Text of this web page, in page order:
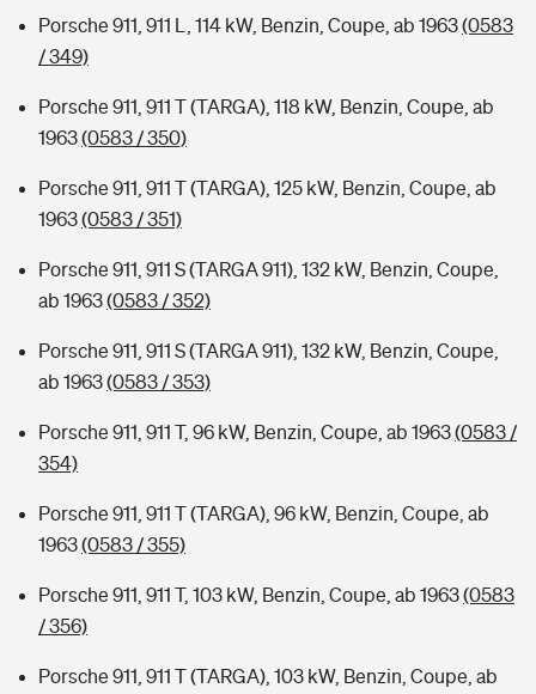
Porsche 911, 911 L, 114 kW, Benzin, Coupe, ab 1963(0583
/ 349)
Porsche 911, 911 T (TARGA), 118 kW, Benzin, Coupe, ab
1963(0583 / 350)
Porsche 911, 911 T (TARGA), 125 kW, Benzin, Coupe, ab
1963(0583 / 351)
Porsche 911, 911 S (TARGA 911), 132 kW, Benzin, Coupe,
ab 1963(0583 / 352)
Porsche 911, 911 S (TARGA 911), 132 kW, Benzin, Coupe,
ab 1963(0583 / 353)
Porsche 911, 911 T, 96 kW, Benzin, Coupe, ab 1963(0583 /
354)
Porsche 911, 911 T (TARGA), 96 kW, Benzin, Coupe, ab
1963(0583 / 355)
Porsche 911, 911 T, 103 kW, Benzin, Coupe, ab 1963(0583
/ 356)
Porsche 911, 911 T (TARGA), 103 kW, Benzin, Coupe, ab